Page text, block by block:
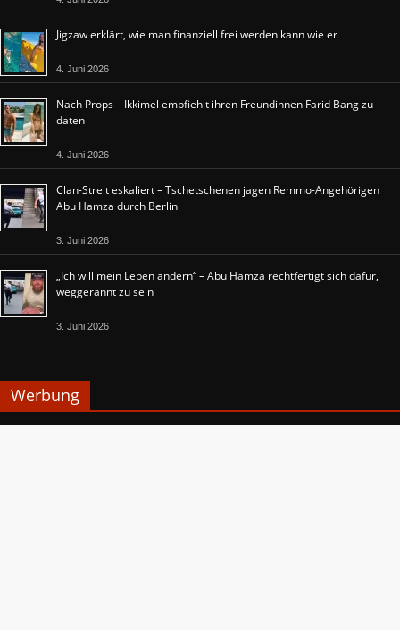
Jigzaw erklärt, wie man finanziell frei werden kann wie er
4. Juni 2026
Nach Props – Ikkimel empfiehlt ihren Freundinnen Farid Bang zu
daten
4. Juni 2026
Clan-Streit eskaliert – Tschetschenen jagen Remmo-Angehörigen
Abu Hamza durch Berlin
3. Juni 2026
„Ich will mein Leben ändern“ – Abu Hamza rechtfertigt sich dafür,
weggerannt zu sein
3. Juni 2026
Werbung